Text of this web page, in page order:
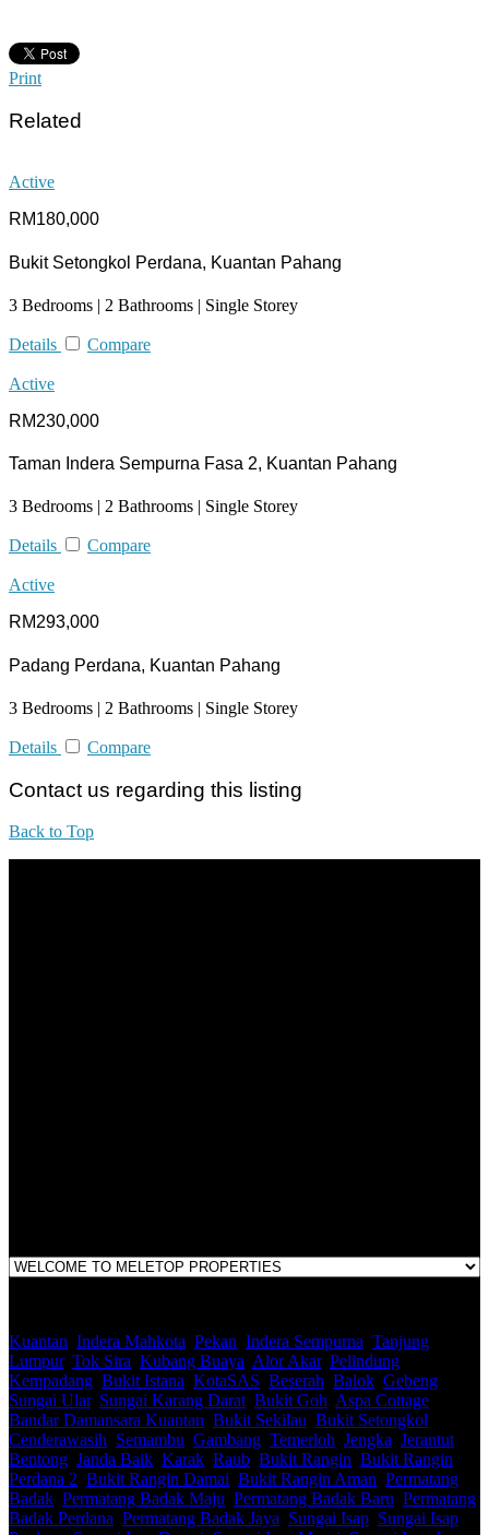
Print
Related
Active
RM180,000
Bukit Setongkol Perdana, Kuantan Pahang
3 Bedrooms | 2 Bathrooms | Single Storey
Details Compare
Active
RM230,000
Taman Indera Sempurna Fasa 2, Kuantan Pahang
3 Bedrooms | 2 Bathrooms | Single Storey
Details Compare
Active
RM293,000
Padang Perdana, Kuantan Pahang
3 Bedrooms | 2 Bathrooms | Single Storey
Details Compare
Contact us regarding this listing
Back to Top
Kuantan Indera Mahkota Pekan Indera Sempurna Tanjung
Lumpur, Tok Sira Kubang Buaya Alor Akar, Pelindung
Kempadang Bukit Istana KotaSAS Beserah Balok Gebeng
Sungai Ular, Sungai Karang Darat, Bukit Goh Aspa Cottage
Bandar Damansara Kuantan Bukit Sekilau Bukit Setongkol
Cenderawasih Semambu Gambang Temerloh Jengka Jerantut,
Bentong Janda Baik Karak Raub Bukit Rangin Bukit Rangin
Perdana 2 Bukit Rangin Damai Bukit Rangin Aman Permatang
Badak Permatang Badak Maju Permatang Badak Baru Permatang
Badak Perdana Permatang Badak Jaya Sungai Isap Sungai Isap